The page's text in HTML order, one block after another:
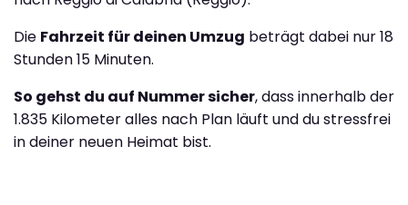
Die Fahrzeit für deinen Umzug beträgt dabei nur 18
Stunden 15 Minuten.
So gehst du auf Nummer sicher, dass innerhalb der
1.835 Kilometer alles nach Plan läuft und du stressfrei
in deiner neuen Heimat bist.